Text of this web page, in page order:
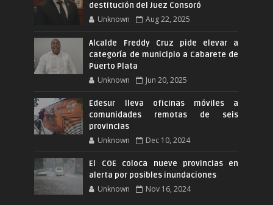
destitución del Juez Consoró
Unknown Aug 22, 2025
Alcalde Freddy Cruz pide elevar a
categoría de municipio a Cabarete de
Puerto Plata
Unknown Jun 20, 2025
Edesur lleva oficinas móviles a
comunidades remotas de seis
provincias
Unknown Dec 10, 2024
El COE coloca nueve provincias en
alerta por posibles inundaciones
Unknown Nov 16, 2024